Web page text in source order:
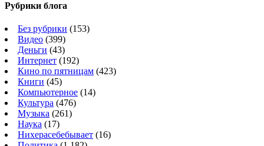
Рубрики блога
Без рубрики (153)
Видео (399)
Деньги (43)
Интернет (192)
Кино по пятницам (423)
Книги (45)
Компьютерное (14)
Культура (476)
Музыка (261)
Наука (17)
Нихерасебебывает (16)